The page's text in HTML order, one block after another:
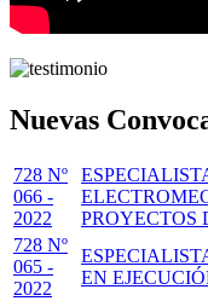
Nuevas
728 Nº
066 -
2022
PROYECTOS
728 Nº
065 -
2022
EN